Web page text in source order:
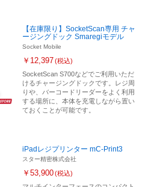
【在庫限り】SocketScan専用 チャ
ージングドック Smaregiモデル
Socket Mobile
￥12,397(税込)
SocketScan S700などでご利用いただ
けるチャージングドックです。レジ周
りや、バーコードリーダーをよく利用
する場所に、本体を充電しながら置い
ておくことが可能です。
iPadレジプリンター mC-Print3
スター精密株式会社
￥53,900(税込)